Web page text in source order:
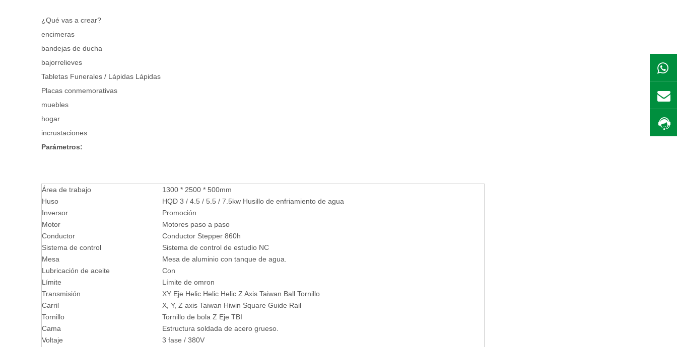
¿Qué vas a crear?
encimeras
bandejas de ducha
bajorrelieves
Tabletas Funerales / Lápidas Lápidas
Placas conmemorativas
muebles
hogar
incrustaciones
Parámetros:
Área de trabajo
1300 * 2500 * 500mm
Huso
HQD 3 / 4.5 / 5.5 / 7.5kw Husillo de enfriamiento de agua
Inversor
Promoción
Motor
Motores paso a paso
Conductor
Conductor Stepper 860h
Sistema de control
Sistema de control de estudio NC
Mesa
Mesa de aluminio con tanque de agua.
Lubricación de aceite
Con
Límite
Límite de omron
Transmisión
XY Eje Helic Helic Helic Z Axis Taiwan Ball Tornillo
Carril
X, Y, Z axis Taiwan Hiwin Square Guide Rail
Tornillo
Tornillo de bola Z Eje TBI
Cama
Estructura soldada de acero grueso.
Voltaje
3 fase / 380V